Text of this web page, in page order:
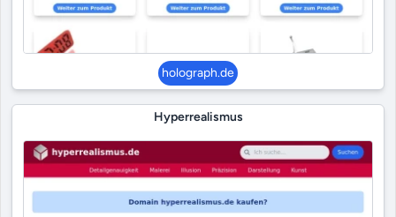
holograph.de
Hyperrealismus